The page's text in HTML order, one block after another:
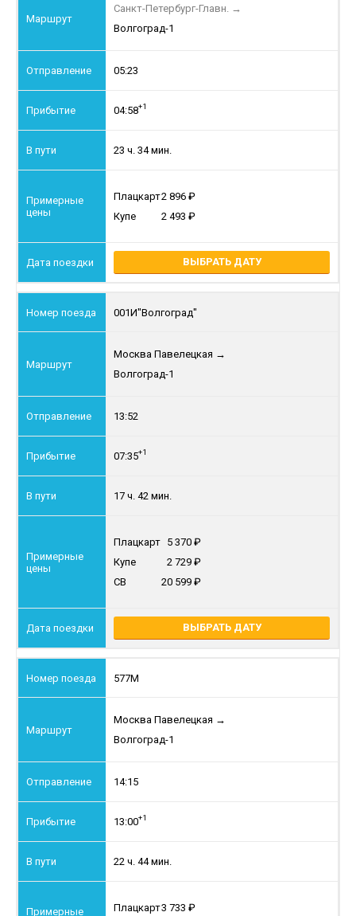
Санкт-Петербург-Главн. →
Волгоград-1
05:23
04:58+1
23 ч. 34 мин.
Плацкарт2 896
Купе
2 493
ВЫБРАТЬ ДАТУ
001И"Волгоград"
Москва Павелецкая →
Волгоград-1
13:52
07:35+1
17 ч. 42 мин.
Плацкарт 5 370
Купе
2 729
СВ
20 599
ВЫБРАТЬ ДАТУ
577М
Москва Павелецкая →
Волгоград-1
14:15
13:00+1
22 ч. 44 мин.
Плацкарт3 733